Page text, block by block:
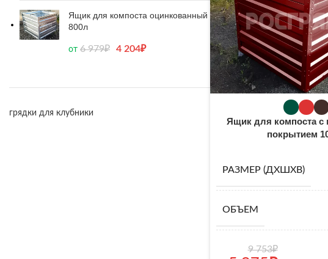
Ящик для компоста оцинкованный
800л
от 6 979₽ 4 204₽
грядки для клубники
Ящик для компоста
покрытием
РАЗМЕР (ДХШХВ)
ОБЪЕМ
9 753₽